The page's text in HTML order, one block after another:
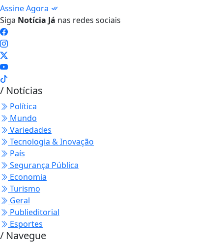
Assine Agora
Siga Notícia Já nas redes sociais
/ Notícias
Política
Mundo
Variedades
Tecnologia & Inovação
País
Segurança Pública
Economia
Turismo
Geral
Publieditorial
Esportes
/ Navegue